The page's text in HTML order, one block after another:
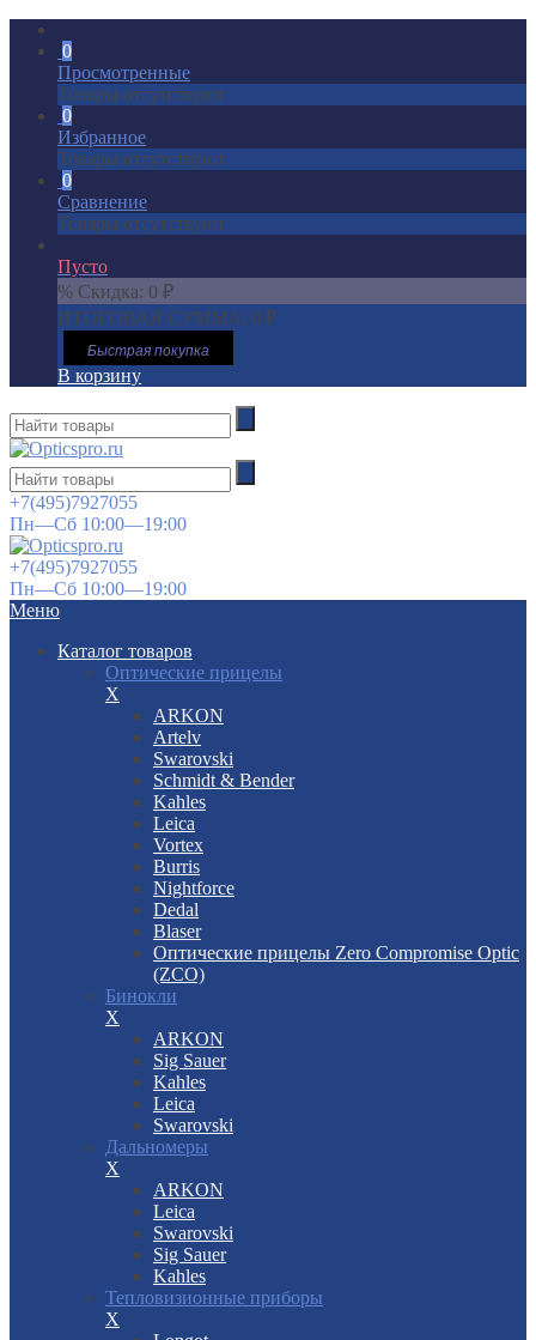
0
Просмотренные
Товары отсутствуют
0
Избранное
Товары отсутствуют
0
Сравнение
Товары отсутствуют
Пусто
% Скидка: 0 ₽
ИТОГОВАЯ СУММА: 0 ₽
Быстрая покупка
В корзину
+7(495)7927055
Пн—Сб 10:00—19:00
+7(495)7927055
Пн—Сб 10:00—19:00
Меню
Каталог товаров
Оптические прицелы
X
ARKON
Artelv
Swarovski
Schmidt & Bender
Kahles
Leica
Vortex
Burris
Nightforce
Dedal
Blaser
Оптические прицелы Zero Compromise Optic
(ZCO)
Бинокли
X
ARKON
Sig Sauer
Kahles
Leica
Swarovski
Дальномеры
X
ARKON
Leica
Swarovski
Sig Sauer
Kahles
Тепловизионные приборы
X